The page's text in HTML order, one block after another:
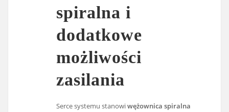
spiralna i
dodatkowe
możliwości
zasilania
Serce systemu stanowiwężownica spiralna